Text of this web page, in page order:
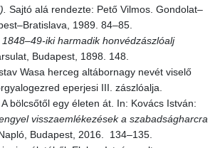
Sajtó alá rendezte: Pető Vilmos. Gondolat–
1989. 84–85.
1848–49-iki harmadik honvédzászlóalj
Budapest, 1898. 148.
Wasa herceg altábornagy nevét viselő
eperjesi III. zászlóalja.
bölcsőtől egy életen át. In: Kovács István:
visszaemlékezések a szabadságharcra
Budapest, 2016. 134–135.